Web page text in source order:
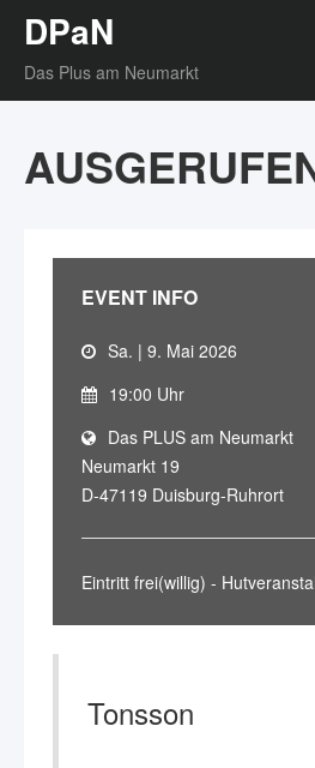
DPaN
Das Plus am Neumarkt
EVENT INFO
Sa. | 9. Mai 2026
19:00 Uhr
Das PLUS am Neumarkt
Neumarkt 19
D-47119 Duisburg-Ruhrort
Eintritt frei(willig) -
Tonsson